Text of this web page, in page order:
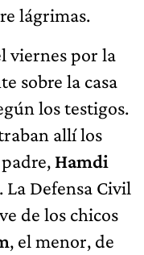
lágrimas.
viernes por la
sobre la casa
los testigos.
allí los
Hamdi
Defensa Civil
de los chicos
, el menor, de